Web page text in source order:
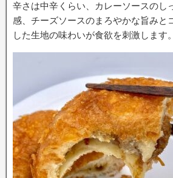
辛さは中辛くらい、カレーソースのし
感、チーズソースのまろやかな旨みと
した生地の味わいが食欲を刺激します。